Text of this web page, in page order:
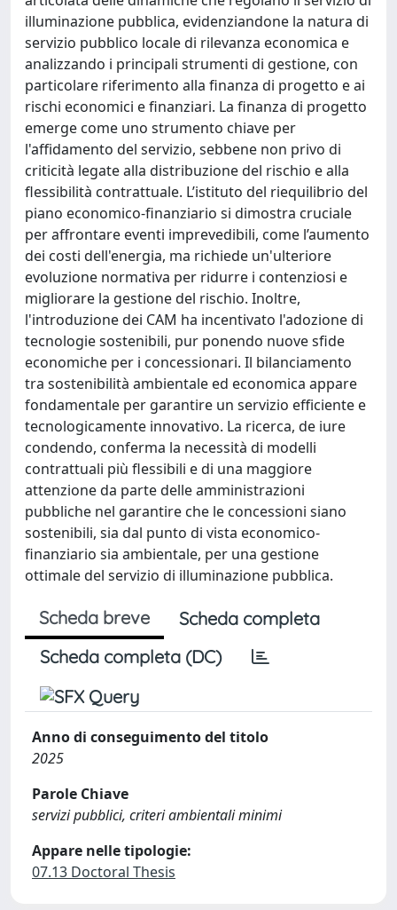
Scheda breve
Scheda completa
Scheda completa (DC)
Anno di conseguimento del titolo
2025
Parole Chiave
servizi pubblici, criteri ambientali minimi
Appare nelle tipologie:
07.13 Doctoral Thesis